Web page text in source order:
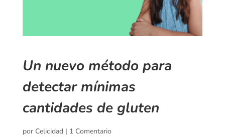
Un nuevo método para
detectar mínimas
cantidades de gluten
por Celicidad| 1 Comentario